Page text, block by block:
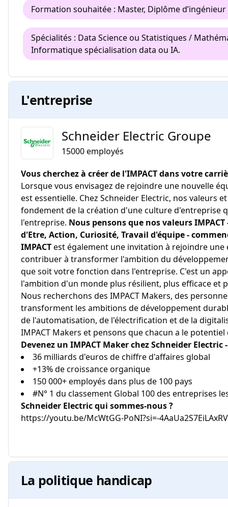
Formation souhaitée : Master, Diplôme d’ingénieur
Spécialités : Data Science ou Statistiques /
Informatique spécialisation data ou IA.
L'entreprise
Schneider Electric Groupe
15000employés
Vous cherchez à créer de l'IMPACT dans votre
Lorsque vous envisagez de rejoindre une nouvelle
est essentielle. Chez Schneider Electric, nos valeurs
fondement de la création d'une culture d'entreprise
l'entreprise. Nous pensons que nos valeurs
d'Etre, Action, Curiosité, Travail d'équipe -
IMPACTest également une invitation à rejoindre
contribuer à transformer l'ambition du
que soit votre fonction dans l'entreprise. C'est un
l'ambition d'un monde plus résilient, plus efficace et
Nous recherchons des IMPACT Makers, des
transforment les ambitions de développement
de l'automatisation, de l'électrification et de la
IMPACT Makers et pensons que chacun a le
Devenez un IMPACT Maker chez Schneider
36 milliards d'euros de chiffre d'affaires global
+13% de croissance organique
150 000+ employés dans plus de 100 pays
#N° 1 du classement Global 100 des entreprises
Schneider Electric qui sommes-nous ?
https://youtu.be/McWtGG-PoNI?si=-
La politique handicap